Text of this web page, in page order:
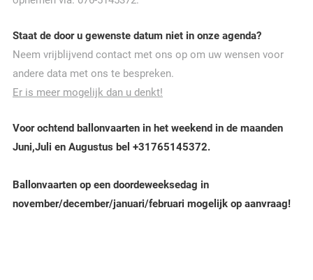
Staat de door u gewenste datum niet in onze agenda?
Neem vrijblijvend contact met ons op om uw wensen voor
andere data met ons te bespreken.
Er is meer mogelijk dan u denkt!
Voor ochtend ballonvaarten in het weekend in de maanden
Juni,Juli en Augustus bel +31765145372.
Ballonvaarten op een doordeweeksedag in
november/december/januari/februari mogelijk op aanvraag!